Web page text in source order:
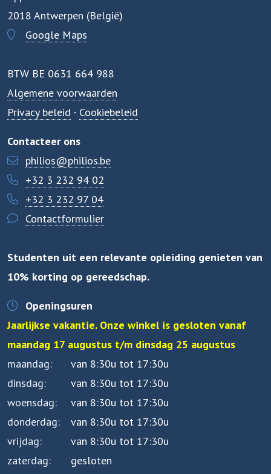
2018 Antwerpen (België)
Google Maps
BTW BE 0631 664 988
Algemene voorwaarden
Privacy beleid - Cookiebeleid
Contacteer ons
philios@philios.be
+32 3 232 94 02
+32 3 232 97 04
Contactformulier
Studenten uit een relevante opleiding genieten van
10% korting op gereedschap.
Openingsuren
Jaarlijkse vakantie. Onze winkel is gesloten vanaf
maandag 17 augustus t/m dinsdag 25 augustus
maandag
van 8:30u tot 17:30u
dinsdag
van 8:30u tot 17:30u
woensdag
van 8:30u tot 17:30u
donderdag
van 8:30u tot 17:30u
vrijdag
van 8:30u tot 17:30u
zaterdag
gesloten